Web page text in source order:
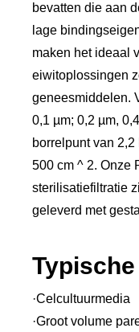
bevatten die aan
lage
maken het ideaal
eiwitoplossingen
geneesmiddelen.
0,1 µm; 0,2 µm,
borrelpunt van
500 cm ^ 2. Onze
sterilisatiefiltratie
geleverd met
·Celcultuurmedia
·Groot volume